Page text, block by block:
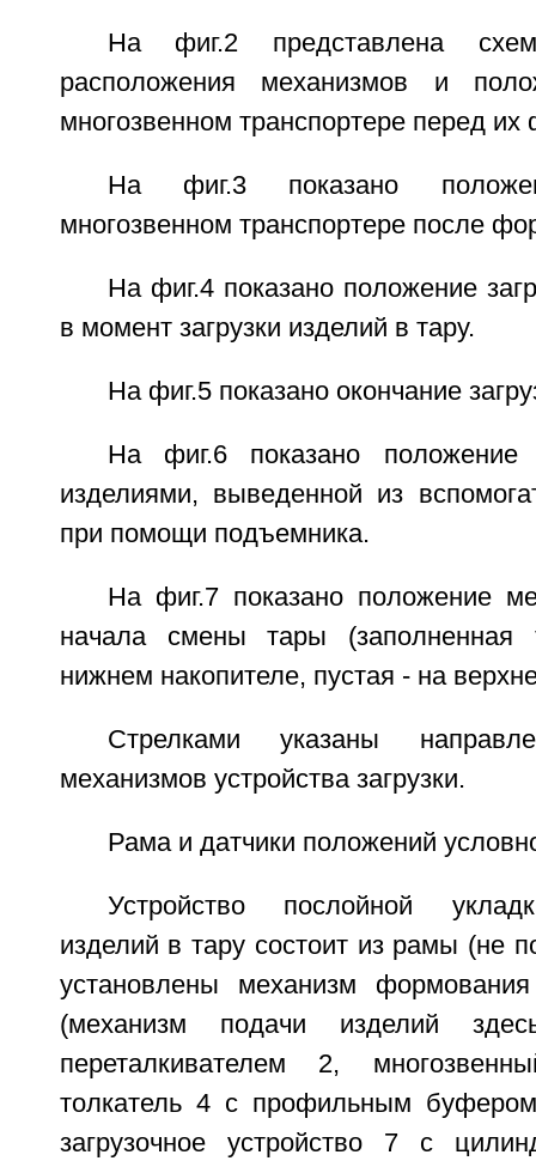
На фиг.2 представлена
расположения механизмов и
многозвенном транспортере перед
На фиг.3 показано
многозвенном транспортере после
На фиг.4 показано положение
в момент загрузки изделий в тару.
На фиг.5 показано окончание
На фиг.6 показано положение
изделиями, выведенной из
при помощи подъемника.
На фиг.7 показано положение
начала смены тары (заполненная
нижнем накопителе, пустая - на
Стрелками указаны
механизмов устройства загрузки.
Рама и датчики положений
Устройство послойной
изделий в тару состоит из рамы (не
установлены механизм
(механизм подачи изделий
переталкивателем 2,
толкатель 4 с профильным
загрузочное устройство 7 с